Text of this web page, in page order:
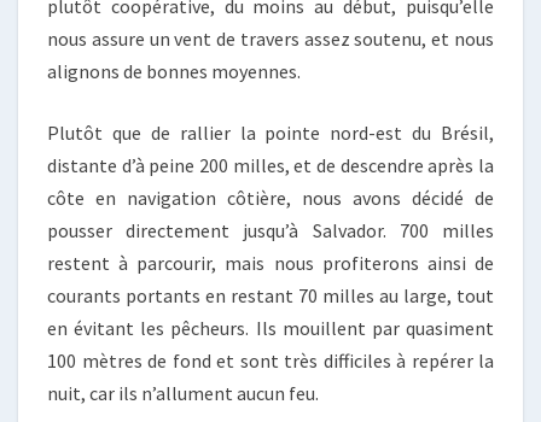
plutôt coopérative, du moins au début, puisqu’elle
nous assure un vent de travers assez soutenu, et nous
alignons de bonnes moyennes.
Plutôt que de rallier la pointe nord-est du Brésil,
distante d’à peine 200 milles, et de descendre après la
côte en navigation côtière, nous avons décidé de
pousser directement jusqu’à Salvador. 700 milles
restent à parcourir, mais nous profiterons ainsi de
courants portants en restant 70 milles au large, tout
en évitant les pêcheurs. Ils mouillent par quasiment
100 mètres de fond et sont très difficiles à repérer la
nuit, car ils n’allument aucun feu.